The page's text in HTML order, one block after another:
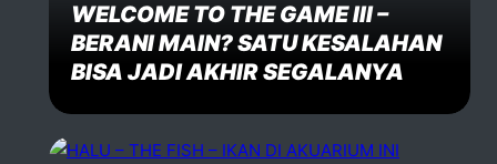
WELCOME TO THE GAME III –
BERANI MAIN? SATU KESALAHAN
BISA JADI AKHIR SEGALANYA